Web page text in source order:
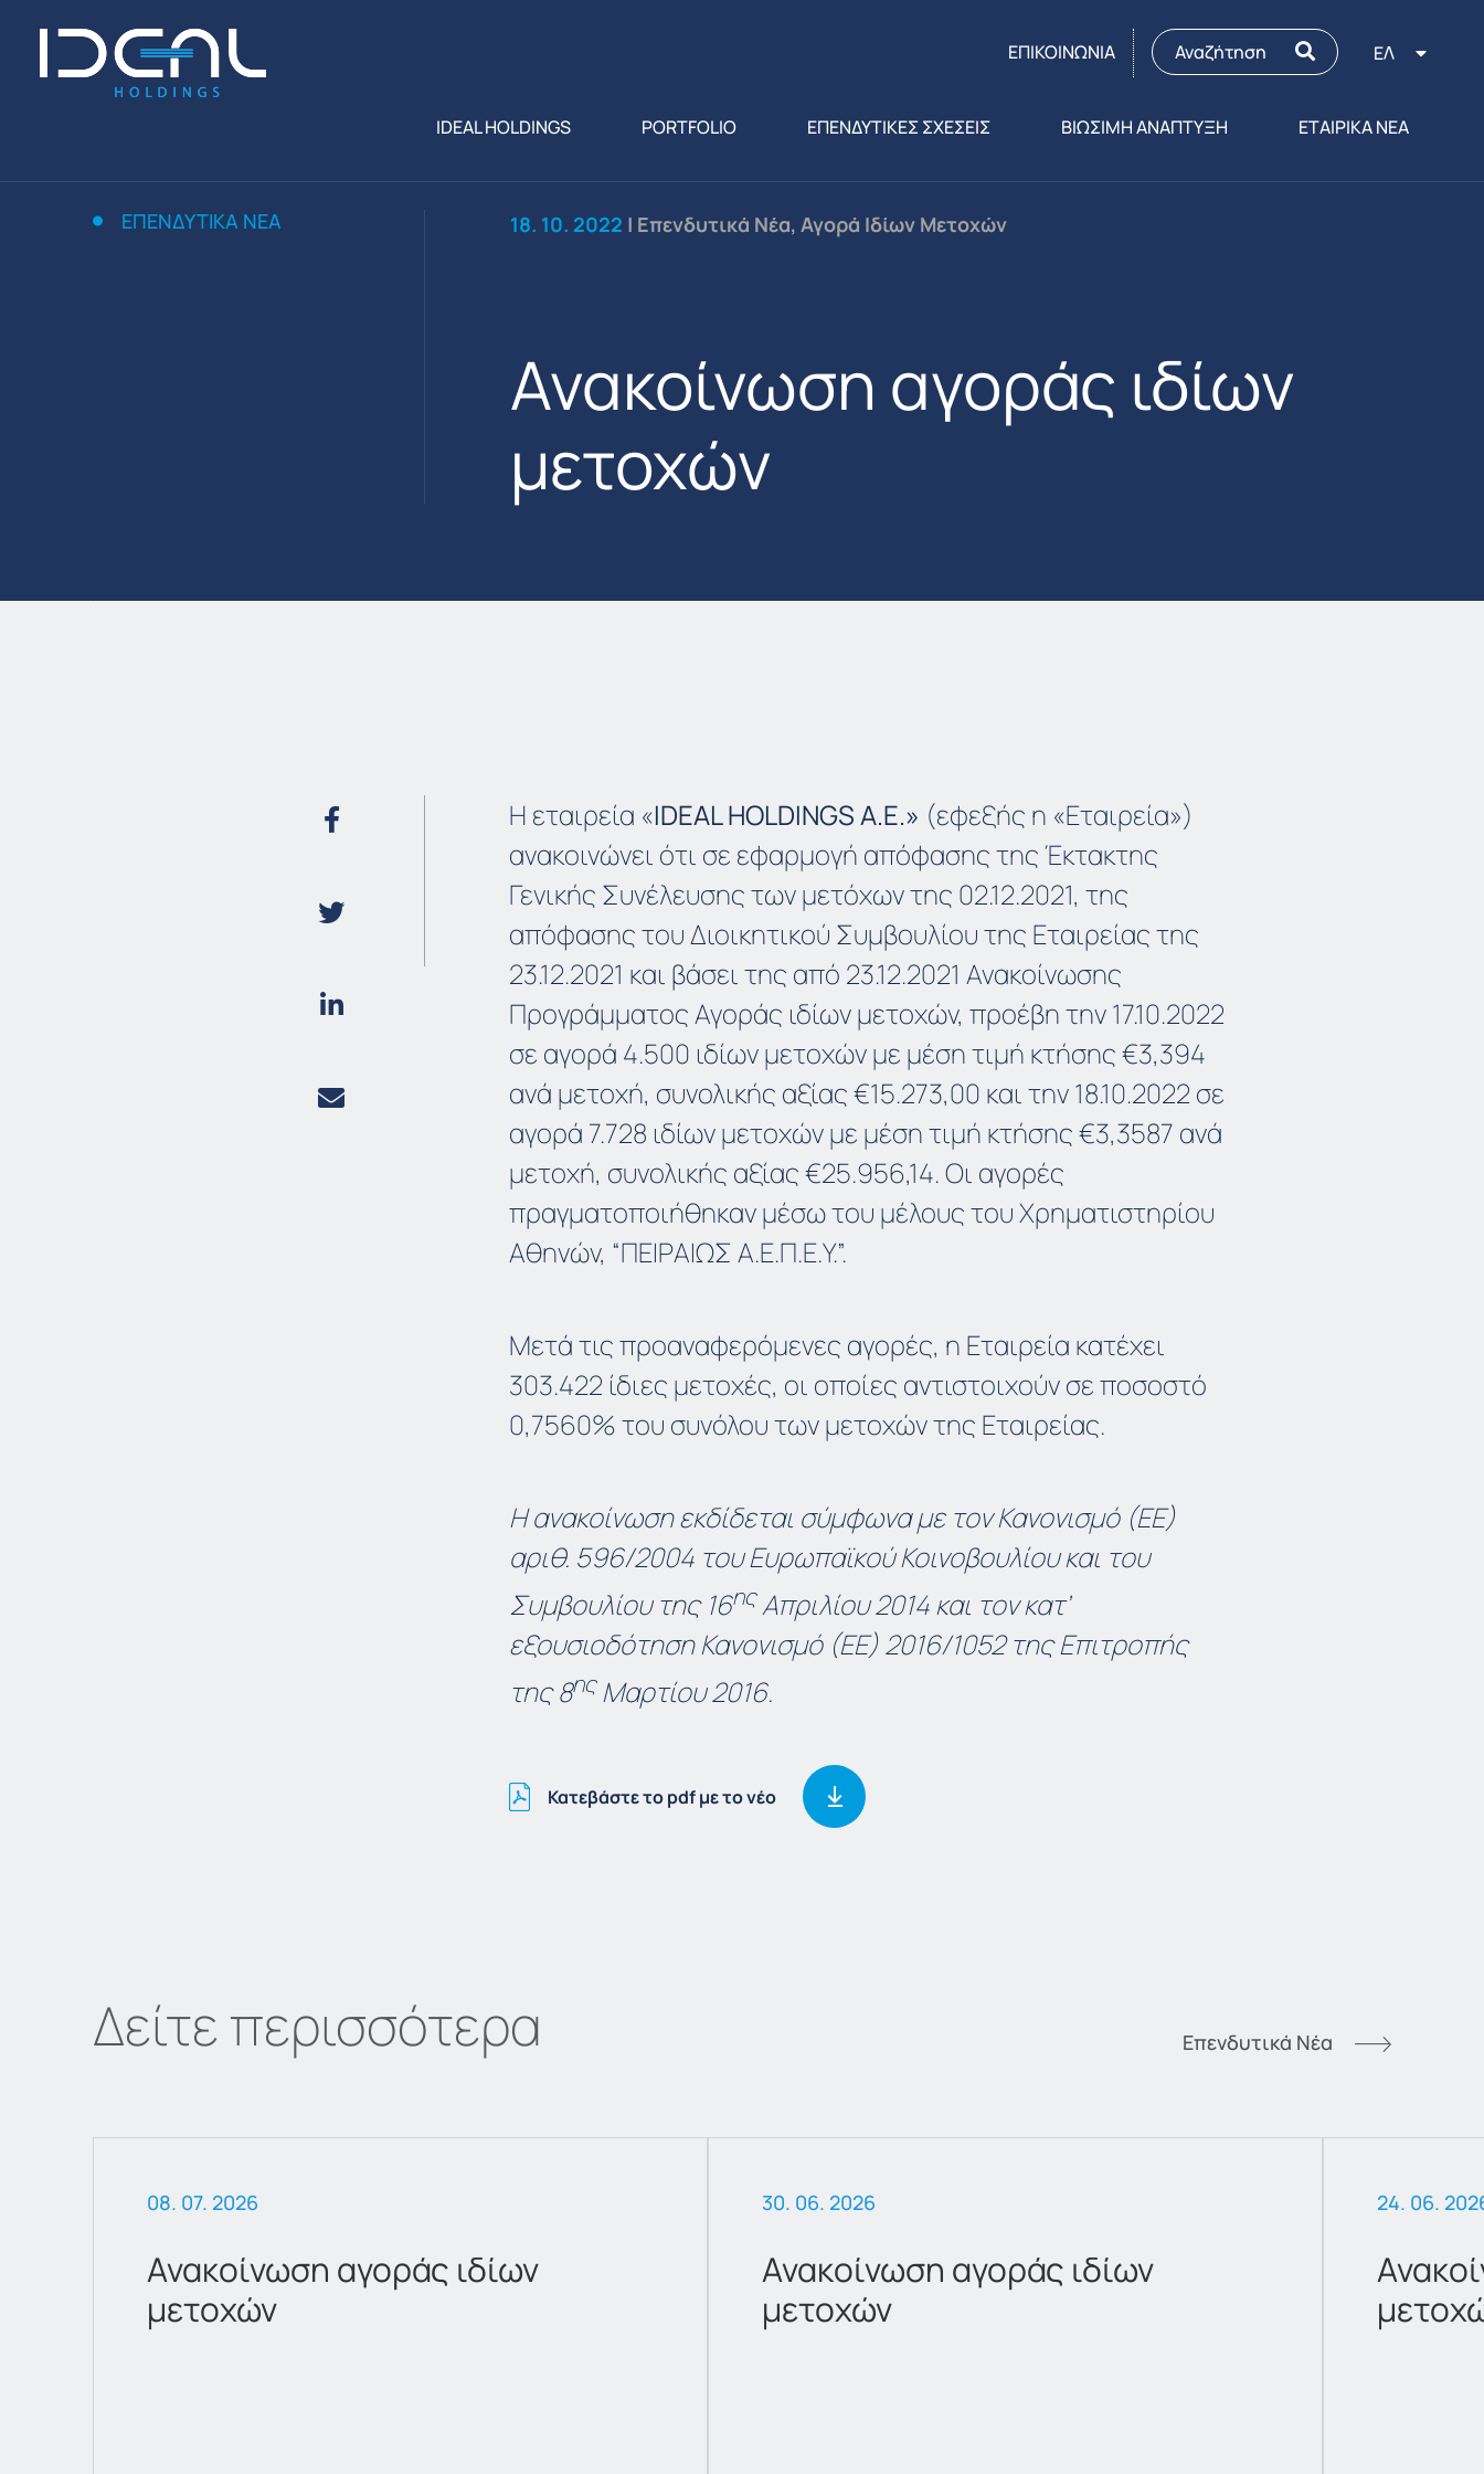
ΕΠΙΚΟΙΝΩΝΙΑ ΕΛ
IDEAL HOLDINGS PORTFOLIO ΕΠΕΝΔΥΤΙΚΕΣ ΣΧΕΣΕΙΣ ΒΙΩΣΙΜΗ ΑΝΑΠΤΥΞΗ ΕΤΑΙΡΙΚΑ ΝΕΑ
ΕΠΕΝΔΥΤΙΚΆ ΝΈΑ 18. 10. 2022 | Επενδυτικά Νέα, Αγορά Ιδίων Μετοχών
Ανακοίνωση αγοράς ιδίων
μετοχών
Η εταιρεία «IDEAL HOLDINGS A.E.» (εφεξής η «Εταιρεία»)
ανακοινώνει ότι σε εφαρμογή απόφασης της Έκτακτης
Γενικής Συνέλευσης των μετόχων της 02.12.2021, της
απόφασης του Διοικητικού Συμβουλίου της Εταιρείας της
23.12.2021 και βάσει της από 23.12.2021 Ανακοίνωσης
Προγράμματος Αγοράς ιδίων μετοχών, προέβη την 17.10.2022
σε αγορά 4.500 ιδίων μετοχών με μέση τιμή κτήσης €3,394
ανά μετοχή, συνολικής αξίας €15.273,00 και την 18.10.2022 σε
αγορά 7.728 ιδίων μετοχών με μέση τιμή κτήσης €3,3587 ανά
μετοχή, συνολικής αξίας €25.956,14. Οι αγορές
πραγματοποιήθηκαν μέσω του μέλους του Χρηματιστηρίου
Αθηνών, “ΠΕΙΡΑΙΩΣ Α.Ε.Π.Ε.Υ.”.
Μετά τις προαναφερόμενες αγορές, η Εταιρεία κατέχει
303.422 ίδιες μετοχές, οι οποίες αντιστοιχούν σε ποσοστό
0,7560% του συνόλου των μετοχών της Εταιρείας.
Η ανακοίνωση εκδίδεται σύμφωνα με τον Κανονισμό (ΕΕ)
αριθ. 596/2004 του Ευρωπαϊκού Κοινοβουλίου και του
Συμβουλίου της 16ηςΑπριλίου 2014 και τον κατ’
εξουσιοδότηση Κανονισμό (ΕΕ) 2016/1052 της Επιτροπής
της 8ηςΜαρτίου 2016.
Κατεβάστε το pdf με το νέο
Δείτε περισσότερα Επενδυτικά Νέα
08. 07. 2026
Ανακοίνωση αγοράς ιδίων
μετοχών
30. 06. 2026
Ανακοίνωση αγοράς ιδίων
μετοχών
24. 06.